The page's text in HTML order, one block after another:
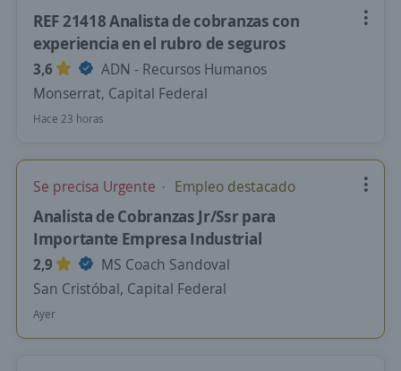
REF 21418 Analista de cobranzas con
experiencia en el rubro de seguros
3,6
ADN - Recursos Humanos
Monserrat, Capital Federal
Hace 23 horas
Se precisa Urgente Empleo destacado
Analista de Cobranzas Jr/Ssr para
Importante Empresa Industrial
2,9
MS Coach Sandoval
San Cristóbal, Capital Federal
Ayer